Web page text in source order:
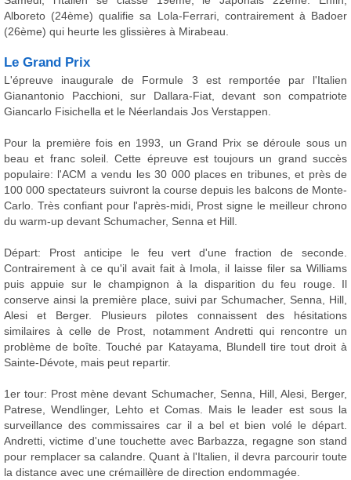
Alboreto (24ème) qualifie sa Lola-Ferrari, contrairement à Badoer
(26ème) qui heurte les glissières à Mirabeau.
Le Grand Prix
L'épreuve inaugurale de Formule 3 est remportée par l'Italien
Gianantonio Pacchioni, sur Dallara-Fiat, devant son compatriote
Giancarlo Fisichella et le Néerlandais Jos Verstappen.
Pour la première fois en 1993, un Grand Prix se déroule sous un
beau et franc soleil. Cette épreuve est toujours un grand succès
populaire: l'ACM a vendu les 30 000 places en tribunes, et près de
100 000 spectateurs suivront la course depuis les balcons de Monte-
Carlo. Très confiant pour l'après-midi, Prost signe le meilleur chrono
du warm-up devant Schumacher, Senna et Hill.
Départ: Prost anticipe le feu vert d'une fraction de seconde.
Contrairement à ce qu'il avait fait à Imola, il laisse filer sa Williams
puis appuie sur le champignon à la disparition du feu rouge. Il
conserve ainsi la première place, suivi par Schumacher, Senna, Hill,
Alesi et Berger. Plusieurs pilotes connaissent des hésitations
similaires à celle de Prost, notamment Andretti qui rencontre un
problème de boîte. Touché par Katayama, Blundell tire tout droit à
Sainte-Dévote, mais peut repartir.
1er tour: Prost mène devant Schumacher, Senna, Hill, Alesi, Berger,
Patrese, Wendlinger, Lehto et Comas. Mais le leader est sous la
surveillance des commissaires car il a bel et bien volé le départ.
Andretti, victime d'une touchette avec Barbazza, regagne son stand
pour remplacer sa calandre. Quant à l'Italien, il devra parcourir toute
la distance avec une crémaillère de direction endommagée.